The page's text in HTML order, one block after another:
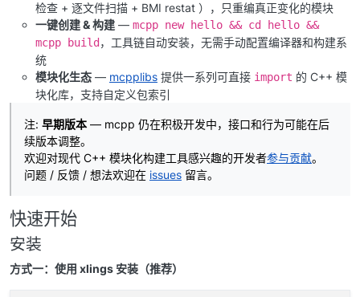
检查 + 逐文件扫描 + BMI restat ），只重编真正变化的模块
一键创建 & 构建 — mcpp new hello && cd hello &&
mcpp build ，工具链自动安装，无需手动配置编译器和构建系
统
模块化生态 — mcpplibs 提供一系列可直接 import 的 C++ 模
块化库，支持自定义包索引
注: 早期版本 — mcpp 仍在积极开发中，接口和行为可能在后
续版本调整。
欢迎对现代 C++ 模块化构建工具感兴趣的开发者参与贡献。
问题 / 反馈 / 想法欢迎在 issues 留言。
快速开始
安装
方式一：使用 xlings 安装（推荐）